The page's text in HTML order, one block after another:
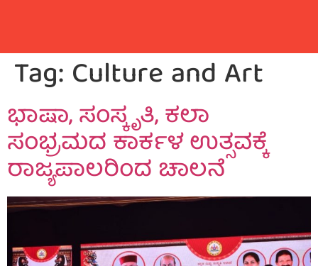
Tag: Culture and Art
ಭಾಷಾ, ಸಂಸ್ಕೃತಿ, ಕಲಾ
ಸಂಭ್ರಮದ ಕಾರ್ಕಳ ಉತ್ಸವಕ್ಕೆ
ರಾಜ್ಯಪಾಲರಿಂದ ಚಾಲನೆ